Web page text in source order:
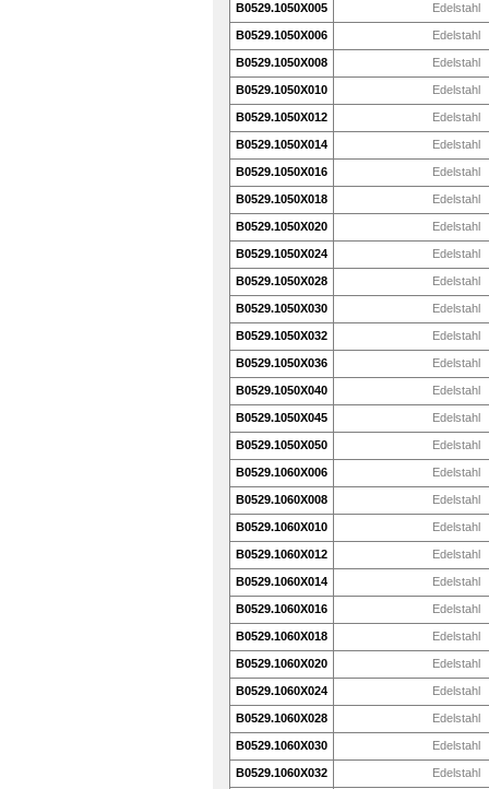
B0529.1050X005 Edelstahl
B0529.1050X006 Edelstahl
B0529.1050X008 Edelstahl
B0529.1050X010 Edelstahl
B0529.1050X012 Edelstahl
B0529.1050X014 Edelstahl
B0529.1050X016 Edelstahl
B0529.1050X018 Edelstahl
B0529.1050X020 Edelstahl
B0529.1050X024 Edelstahl
B0529.1050X028 Edelstahl
B0529.1050X030 Edelstahl
B0529.1050X032 Edelstahl
B0529.1050X036 Edelstahl
B0529.1050X040 Edelstahl
B0529.1050X045 Edelstahl
B0529.1050X050 Edelstahl
B0529.1060X006 Edelstahl
B0529.1060X008 Edelstahl
B0529.1060X010 Edelstahl
B0529.1060X012 Edelstahl
B0529.1060X014 Edelstahl
B0529.1060X016 Edelstahl
B0529.1060X018 Edelstahl
B0529.1060X020 Edelstahl
B0529.1060X024 Edelstahl
B0529.1060X028 Edelstahl
B0529.1060X030 Edelstahl
B0529.1060X032 Edelstahl